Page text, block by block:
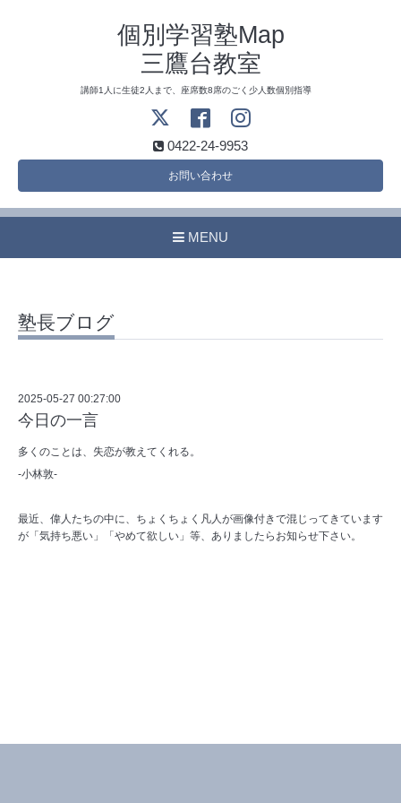
個別学習塾Map
三鷹台教室
講師1人に生徒2人まで、座席数8席のごく少人数個別指導
0422-24-9953
お問い合わせ
MENU
塾長ブログ
2025-05-27 00:27:00
今日の一言
多くのことは、失恋が教えてくれる。
-小林敦-
最近、偉人たちの中に、ちょくちょく凡人が画像付きで混じってきています
が「気持ち悪い」「やめて欲しい」等、ありましたらお知らせ下さい。